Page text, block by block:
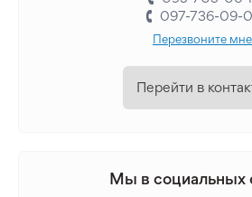
097-736-09-
Перезвоните мне
Перейти в
Мы в социальных